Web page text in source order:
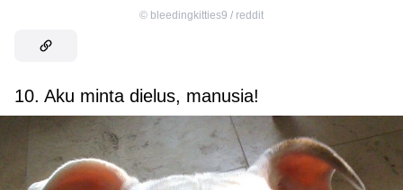
© bleedingkitties9 / reddit
10. Aku minta dielus, manusia!